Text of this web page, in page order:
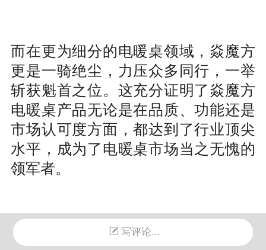
而在更为细分的电暖桌领域，焱魔方
更是一骑绝尘，力压众多同行，一举
斩获魁首之位。这充分证明了焱魔方
电暖桌产品无论是在品质、功能还是
市场认可度方面，都达到了行业顶尖
水平，成为了电暖桌市场当之无愧的
领军者。
写评论...